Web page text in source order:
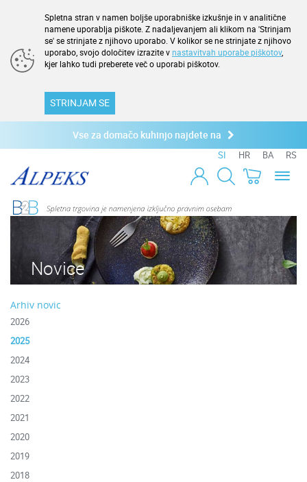
Spletna stran v namen boljše uporabniške izkušnje in v analitične
namene uporablja piškote. Z nadaljevanjem ali klikom na 'Strinjam
se' se strinjate z njihovo uporabo. V kolikor se ne strinjate z njihovo
uporabo, svojo določitev izrazite vnastavitvah uporabe piškotov,
kjer lahko tudi preberete več o uporabi piškotov.
STRINJAM SE
Vse za domačo kuhinjo najdete na
SI HR BA
RS
Toggle
Novice
Arhiv novic
2026
2025
2024
2023
2022
2021
2020
2019
2018